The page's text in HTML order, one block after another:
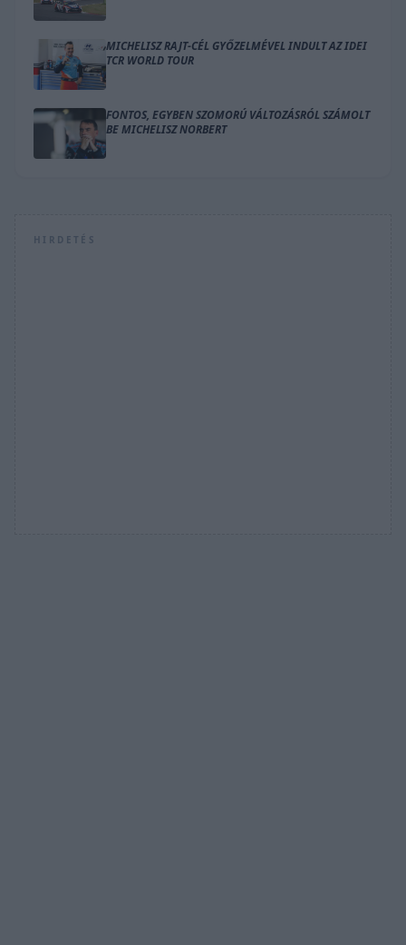
MICHELISZ RAJT-CÉL GYŐZELMÉVEL INDULT AZ IDEI
TCR WORLD TOUR
FONTOS, EGYBEN SZOMORÚ VÁLTOZÁSRÓL SZÁMOLT
BE MICHELISZ NORBERT
HIRDETÉS